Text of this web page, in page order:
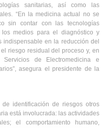
sanitarias, así como las
“En la medicina actual no se
sin contar con las tecnologías
medios para el diagnóstico y
en la reducción del
riesgo residual del proceso y, en
de Electromedicina e
asegura el presidente de la
identificación de riesgos otros
está involucrada: las actividades
el comportamiento humano,